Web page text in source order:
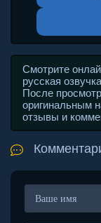
Смотрите
русская
После
оригинальным
отзывы и